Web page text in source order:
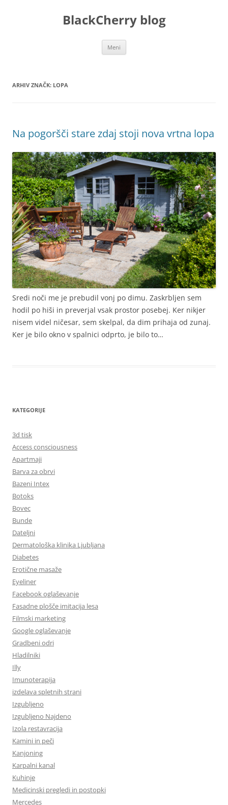
BlackCherry blog
Meni
ARHIV ZNAČK: LOPA
Na pogoršči stare zdaj stoji nova vrtna lopa
Sredi noči me je prebudil vonj po dimu. Zaskrbljen sem
hodil po hiši in preverjal vsak prostor posebej. Ker nikjer
nisem videl ničesar, sem skelpal, da dim prihaja od zunaj.
Ker je bilo okno v spalnici odprto, je bilo to…
KATEGORIJE
3d tisk
Access consciousness
Apartmaji
Barva za obrvi
Bazeni Intex
Botoks
Bovec
Bunde
Dateljni
Dermatološka klinika Ljubljana
Diabetes
Erotične masaže
Eyeliner
Facebook oglaševanje
Fasadne plošče imitacija lesa
Filmski marketing
Google oglaševanje
Gradbeni odri
Hladilniki
Illy
Imunoterapija
izdelava spletnih strani
Izgubljeno
Izgubljeno Najdeno
Izola restavracija
Kamini in peči
Kanjoning
Karpalni kanal
Kuhinje
Medicinski pregledi in postopki
Mercedes